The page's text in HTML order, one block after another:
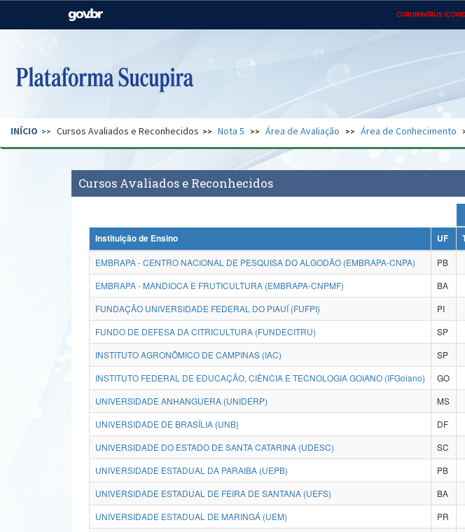
CORONAVÍRUS
Casa Civil
Pecuária e Abastecimento
Ministério do Desenvolvimento
Regional
Secretaria de Governo Gabinete de Segurança Advocacia-Geral da União
INÍCIO Cursos Avaliados e Reconhecidos Nota 5 Área de Avaliação Área de Conhecimento
Cursos Avaliados e Reconhecidos
Instituição de Ensino
UF
EMBRAPA - CENTRO NACIONAL DE PESQUISA DO ALGODÃO (EMBRAPA-CNPA)
PB
EMBRAPA - MANDIOCA E FRUTICULTURA (EMBRAPA-CNPMF)
BA
FUNDAÇÃO UNIVERSIDADE FEDERAL DO PIAUÍ (FUFPI)
PI
FUNDO DE DEFESA DA CITRICULTURA (FUNDECITRU)
SP
INSTITUTO AGRONÔMICO DE CAMPINAS (IAC)
SP
INSTITUTO FEDERAL DE EDUCAÇÃO, CIÊNCIA E TECNOLOGIA GOIANO (IFGoiano)
GO
UNIVERSIDADE ANHANGUERA (UNIDERP)
MS
UNIVERSIDADE DE BRASÍLIA (UNB)
DF
UNIVERSIDADE DO ESTADO DE SANTA CATARINA (UDESC)
SC
UNIVERSIDADE ESTADUAL DA PARAIBA (UEPB)
PB
UNIVERSIDADE ESTADUAL DE FEIRA DE SANTANA (UEFS)
BA
UNIVERSIDADE ESTADUAL DE MARINGÁ (UEM)
PR